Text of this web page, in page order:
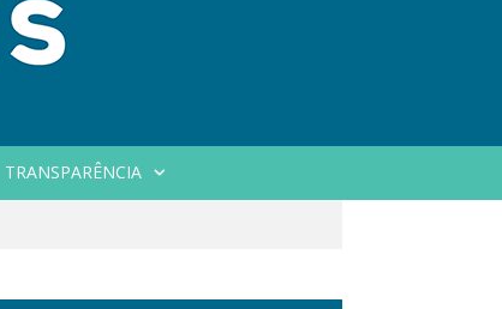
TRANSPARÊNCIA